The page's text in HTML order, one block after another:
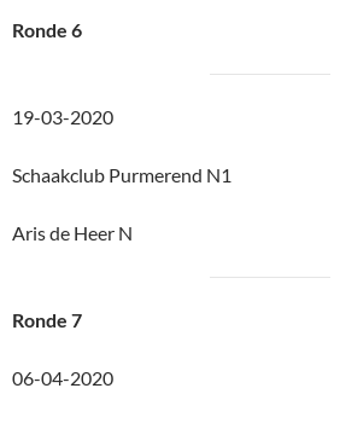
Ronde 6
19-03-2020
Schaakclub Purmerend N1
Aris de Heer N
Ronde 7
06-04-2020